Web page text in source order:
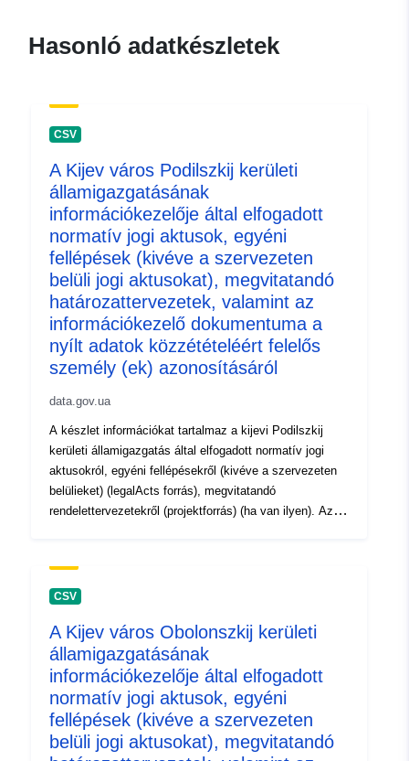
nyilvántartás:
08 May 2026
403d87981757
uriRef:
http://data.europa.eu/88u/dataset/
4021-4128-a1b2-403d87981757
Verzióinformáció
1.0
Hasonló adatkészletek
CSV
A Kijev város Podilszkij kerületi
államigazgatásának
információkezelője által elfogadott
normatív jogi aktusok, egyéni
fellépések (kivéve a szervezeten
belüli jogi aktusokat), megvitatandó
határozattervezetek, valamint az
információkezelő dokumentuma a
nyílt adatok közzétételéért felelős
személy (ek) azonosításáról
data.gov.ua
A készlet információkat tartalmaz a kijevi Podilszkij
kerületi államigazgatás által elfogadott normatív jogi
aktusokról, egyéni fellépésekről (kivéve a szervezeten
belülieket) (legalActs forrás), megvitatandó
rendelettervezetekről (projektforrás) (ha van ilyen). Az
dokumentuma a "Tájékoztatás a Kijevi Városi Tanács
(Kijev Városi Államigazgatás) és a Kijevi kerületi
alegységeiben nyílt adatok formájában történő
információközlésért felelős személyekről"
adatkészletben kerül közzétételre:
https://data.gov.ua/dataset/9a20744f-725a-4965-b99f-
9b0955bed692
CSV
A Kijev város Obolonszkij kerületi
államigazgatásának
információkezelője által elfogadott
normatív jogi aktusok, egyéni
fellépések (kivéve a szervezeten
belüli jogi aktusokat), megvitatandó